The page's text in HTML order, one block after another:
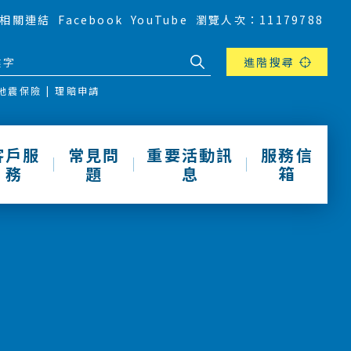
相關連結 Facebook YouTube 瀏覽人次：11179788
進階搜尋
震保險 理賠申請
戶服
務
常見問
題
重要活動訊
息
服務信
箱